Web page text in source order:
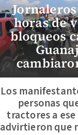
horas de
bloqueos
Los
personas
tractores a
advirtieron que